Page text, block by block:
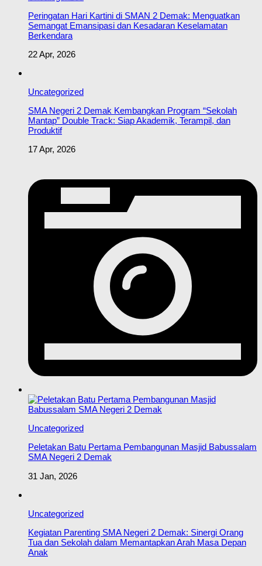
Peringatan Hari Kartini di SMAN 2 Demak: Menguatkan
Semangat Emansipasi dan Kesadaran Keselamatan
Berkendara
22 Apr, 2026
Uncategorized
SMA Negeri 2 Demak Kembangkan Program “Sekolah
Mantap” Double Track: Siap Akademik, Terampil, dan
Produktif
17 Apr, 2026
Uncategorized
Peletakan Batu Pertama Pembangunan Masjid Babussalam
SMA Negeri 2 Demak
31 Jan, 2026
Uncategorized
Kegiatan Parenting SMA Negeri 2 Demak: Sinergi Orang
Tua dan Sekolah dalam Memantapkan Arah Masa Depan
Anak